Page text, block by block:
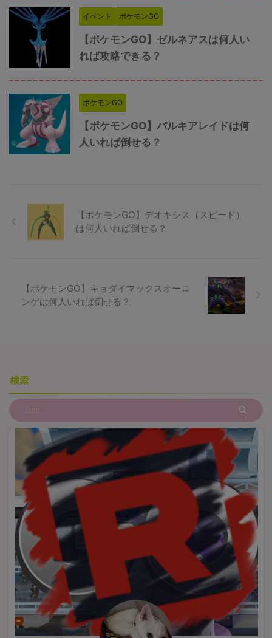
イベント ポケモンGO
【ポケモンGO】ゼルネアスは何人い
れば攻略できる？
ポケモンGO
【ポケモンGO】パルキアレイドは何
人いれば倒せる？
【ポケモンGO】デオキシス（スピード）
は何人いれば倒せる？
【ポケモンGO】キョダイマックスオーロ
ンゲは何人いれば倒せる？
検索